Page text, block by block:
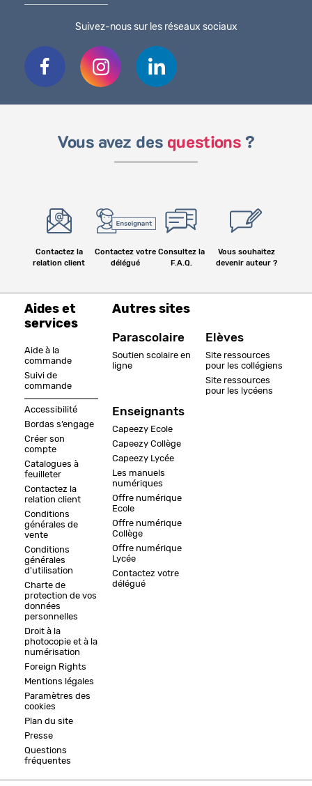
Suivez-nous sur les réseaux sociaux
Vous avez des questions ?
Contactez la
relation client
Contactez votre
délégué
Consultez la
F.A.Q.
Vous souhaitez
devenir auteur ?
Aides et
services
Aide à la
commande
Suivi de
commande
Accessibilité
Bordas s’engage
Créer son
compte
Catalogues à
feuilleter
Contactez la
relation client
Conditions
générales de
vente
Conditions
générales
d'utilisation
Charte de
protection de vos
données
personnelles
Droit à la
photocopie et à la
numérisation
Foreign Rights
Mentions légales
Paramètres des
cookies
Plan du site
Presse
Questions
fréquentes
Autres sites
Parascolaire
Soutien scolaire en
ligne
Enseignants
Capeezy Ecole
Capeezy Collège
Capeezy Lycée
Les manuels
numériques
Offre numérique
Ecole
Offre numérique
Collège
Offre numérique
Lycée
Contactez votre
délégué
Elèves
Site ressources
pour les collégiens
Site ressources
pour les lycéens